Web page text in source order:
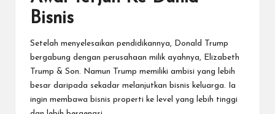
Bisnis
Setelah menyelesaikan pendidikannya, Donald Trump
bergabung dengan perusahaan milik ayahnya, Elizabeth
Trump & Son. Namun Trump memiliki ambisi yang lebih
besar daripada sekadar melanjutkan bisnis keluarga. Ia
ingin membawa bisnis properti ke level yang lebih tinggi